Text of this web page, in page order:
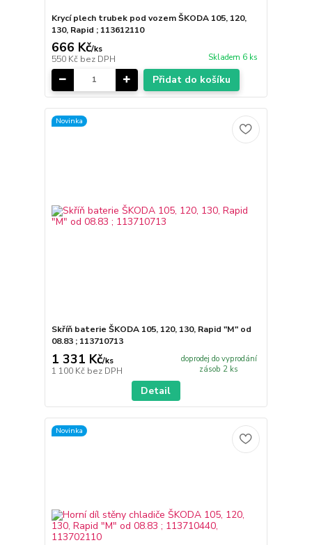
Krycí plech trubek pod vozem ŠKODA 105, 120,
130, Rapid ; 113612110
666 Kč/ks
550 Kč bez DPH Skladem 6 ks
Přidat do košíku
Novinka
Skříň baterie ŠKODA 105, 120, 130, Rapid "M" od
08.83 ; 113710713
1 331 Kč/ks
1 100 Kč bez DPH
doprodej do vyprodání
zásob 2 ks
Detail
Novinka